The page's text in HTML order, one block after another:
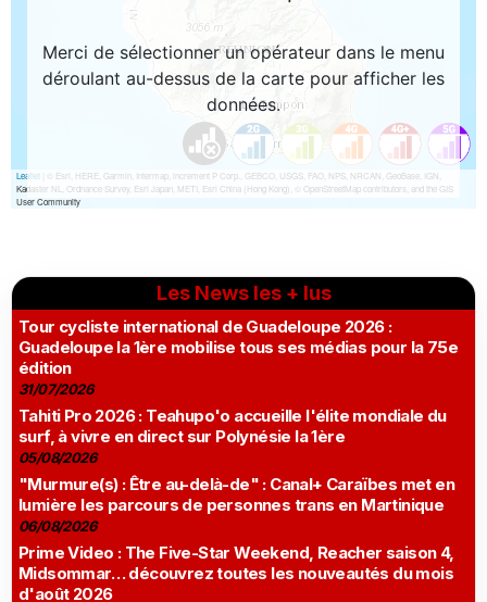
Les News les + lus
Tour cycliste international de Guadeloupe 2026 :
Guadeloupe la 1ère mobilise tous ses médias pour la 75e
édition
31/07/2026
Tahiti Pro 2026 : Teahupo'o accueille l'élite mondiale du
surf, à vivre en direct sur Polynésie la 1ère
05/08/2026
"Murmure(s) : Être au-delà-de" : Canal+ Caraïbes met en
lumière les parcours de personnes trans en Martinique
06/08/2026
Prime Video : The Five-Star Weekend, Reacher saison 4,
Midsommar… découvrez toutes les nouveautés du mois
d'août 2026